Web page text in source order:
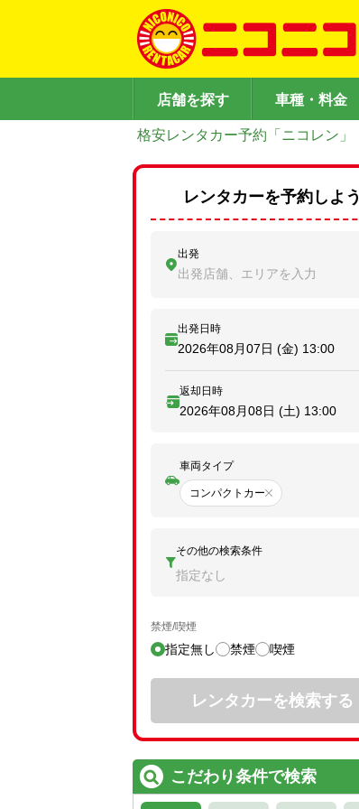
店舗を探す 車種・料金
格安レンタカー予約「ニコレン」
レンタカーを予約しよう
出発
出発店舗、エリアを入力
出発日時
2026年08月07日 (金) 13:00
返却日時
2026年08月08日 (土) 13:00
車両タイプ
コンパクトカー
その他の検索条件
指定なし
禁煙/喫煙
指定無し 禁煙 喫煙
レンタカーを検索する
こだわり条件で検索